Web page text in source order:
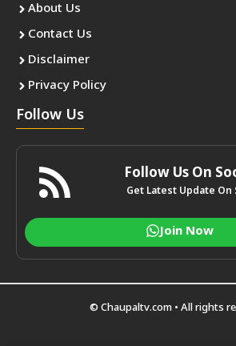
About Us
Contact Us
Disclaimer
Privacy Policy
Follow Us
Follow Us On
Get Latest Update On
Join Now
© Chaupaltv.com • All rights